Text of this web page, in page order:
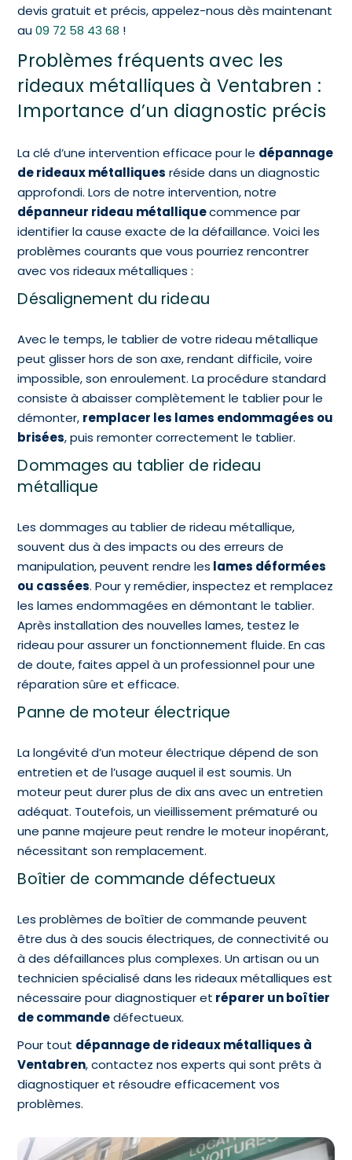
devis gratuit et précis, appelez-nous dès maintenant
au09 72 58 43 68 !
Problèmes fréquents avec les
rideaux métalliques à Ventabren :
Importance d’un diagnostic précis
La clé d’une intervention efficace pour le dépannage
de rideaux métalliques réside dans un diagnostic
approfondi. Lors de notre intervention, notre
dépanneur rideau métalliquecommence par
identifier la cause exacte de la défaillance. Voici les
problèmes courants que vous pourriez rencontrer
avec vos rideaux métalliques :
Désalignement du rideau
Avec le temps, le tablier de votre rideau métallique
peut glisser hors de son axe, rendant difficile, voire
impossible, son enroulement. La procédure standard
consiste à abaisser complètement le tablier pour le
démonter, remplacer les lames endommagées ou
brisées, puis remonter correctement le tablier.
Dommages au tablier de rideau
métallique
Les dommages au tablier de rideau métallique,
souvent dus à des impacts ou des erreurs de
manipulation, peuvent rendre les lames déformées
ou cassées. Pour y remédier, inspectez et remplacez
les lames endommagées en démontant le tablier.
Après installation des nouvelles lames, testez le
rideau pour assurer un fonctionnement fluide. En cas
de doute, faites appel à un professionnel pour une
réparation sûre et efficace.
Panne de moteur électrique
La longévité d’un moteur électrique dépend de son
entretien et de l’usage auquel il est soumis. Un
moteur peut durer plus de dix ans avec un entretien
adéquat. Toutefois, un vieillissement prématuré ou
une panne majeure peut rendre le moteur inopérant,
nécessitant son remplacement.
Boîtier de commande défectueux
Les problèmes de boîtier de commande peuvent
être dus à des soucis électriques, de connectivité ou
à des défaillances plus complexes. Un artisan ou un
technicien spécialisé dans les rideaux métalliques est
nécessaire pour diagnostiquer et réparer un boîtier
de commandedéfectueux.
Pour tout dépannage de rideaux métalliques à
Ventabren, contactez nos experts qui sont prêts à
diagnostiquer et résoudre efficacement vos
problèmes.